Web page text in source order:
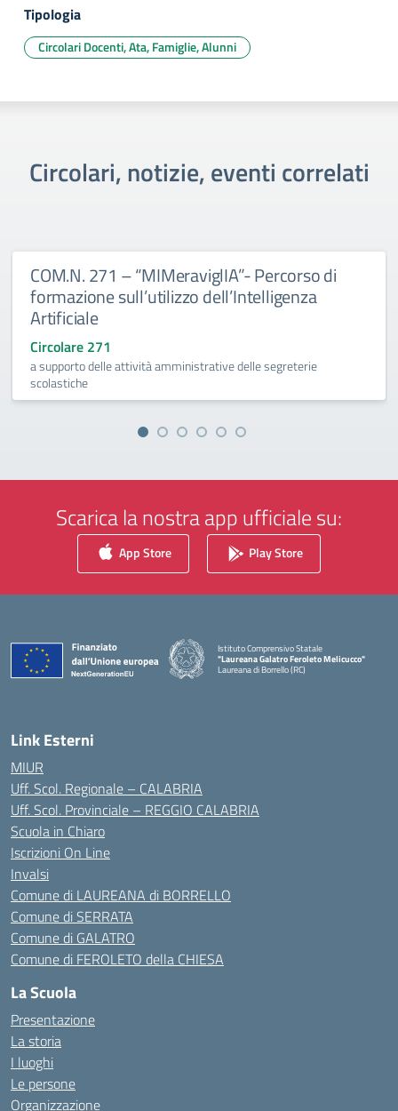
Tipologia
Circolari Docenti, Ata, Famiglie, Alunni
Circolari, notizie, eventi correlati
COM.N. 271 – “MIMeraviglIA”- Percorso di
formazione sull’utilizzo dell’Intelligenza
Artificiale
Circolare 271
a supporto delle attività amministrative delle segreterie
scolastiche
Scarica la nostra app ufficiale su:
App Store Play Store
Istituto Comprensivo Statale
"Laureana Galatro Feroleto Melicucco"
Laureana di Borrello (RC)
Link Esterni
MIUR
Uff. Scol. Regionale – CALABRIA
Uff. Scol. Provinciale – REGGIO CALABRIA
Scuola in Chiaro
Iscrizioni On Line
Invalsi
Comune di LAUREANA di BORRELLO
Comune di SERRATA
Comune di GALATRO
Comune di FEROLETO della CHIESA
La Scuola
Presentazione
La storia
I luoghi
Le persone
Organizzazione